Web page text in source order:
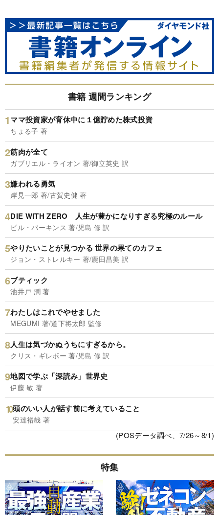
書籍 週間ランキング
ママ投資家が育休中に１億貯めた株式投資
ちょる子 著
筋肉が全て
ガブリエル・ライオン 著/御立英史 訳
嫌われる勇気
岸見一郎 著/古賀史健 著
DIE WITH ZERO 人生が豊かになりすぎる究極のルール
ビル・パーキンス 著/児島 修 訳
やりたいことが見つかる 世界の果てのカフェ
ジョン・ストレルキー 著/鹿田昌美 訳
ブティック
池井戸 潤 著
わたしはこれでやせました
MEGUMI 著/道下将太郎 監修
人生は気づかぬうちにすぎるから。
クリス・ギレボー 著/児島 修 訳
地図で学ぶ「深読み」世界史
伊藤 敏 著
頭のいい人が話す前に考えていること
安達裕哉 著
(POSデータ調べ、7/26～8/1)
特集